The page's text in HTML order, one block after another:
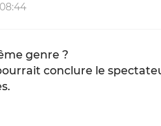
genre ?
conclure le